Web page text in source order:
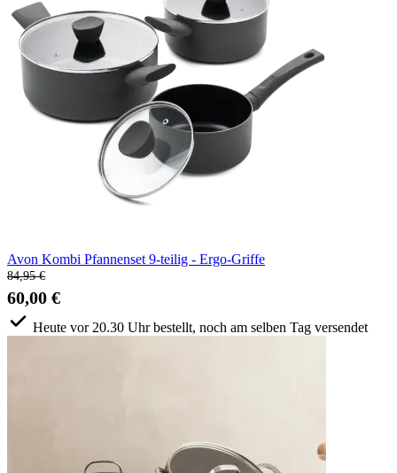
Avon Kombi Pfannenset 9-teilig - Ergo-Griffe
84,95 €
60,00 €
Heute vor 20.30 Uhr bestellt, noch am selben Tag versendet